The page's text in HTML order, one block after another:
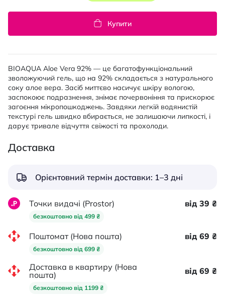
Купити
BIOAQUA Aloe Vera 92% — це багатофункціональний
зволожуючий гель, що на 92% складається з натурального
соку алое вера. Засіб миттєво насичує шкіру вологою,
заспокоює подразнення, знімає почервоніння та прискорює
загоєння мікропошкоджень. Завдяки легкій водянистій
текстурі гель швидко вбирається, не залишаючи липкості, і
дарує тривале відчуття свіжості та прохолоди.
Доставка
Орієнтовний термін доставки: 1–3 дні
Точки видачі (Prostor)
безкоштовно від 499 ₴
від 39 ₴
Поштомат (Нова пошта)
безкоштовно від 699 ₴
від 69 ₴
Доставка в квартиру (Нова
пошта)
безкоштовно від 1199 ₴
від 69 ₴